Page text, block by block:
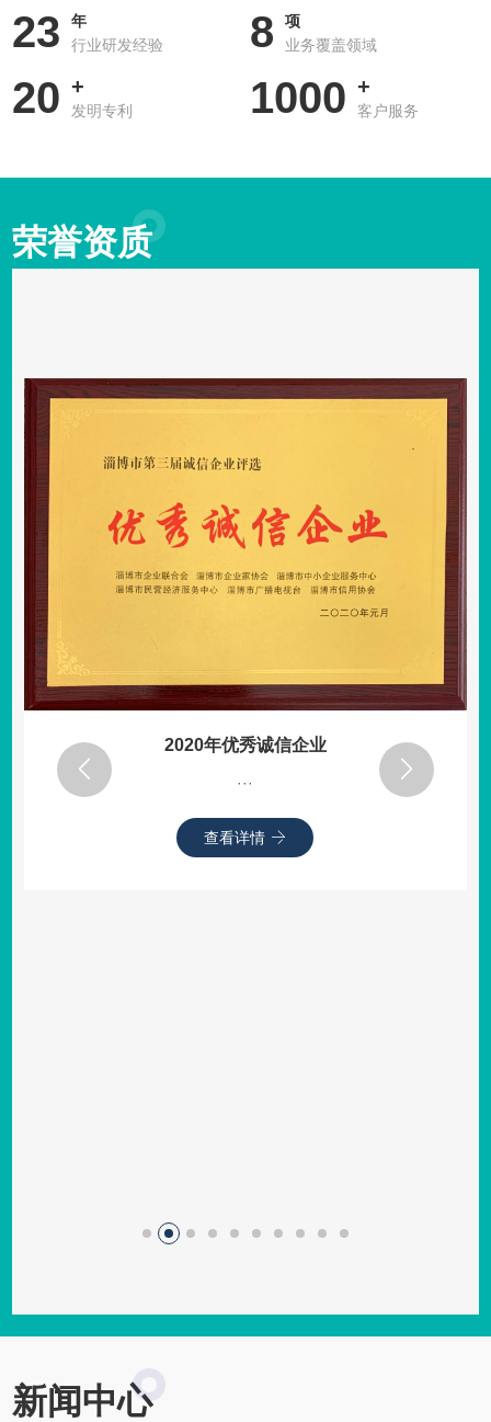
能助剂、全密度用预混剂、滚塑用光稳定剂等一系列化工助剂产
品，产品品质优良，主要供往中石化、中石油、中海油、神华集
团、中煤集团等各大石化企业。目前我公司生产的主要复配助剂
产品有预混剂、抗粘连母料、水合硅酸镁、光稳定剂等。公司自
好评。公司现有专业技术人员21余人，技术力量雄厚。公司的主
导产品“水合硅酸镁”曾在第六届中国新技术、新产品博览会上荣
获“金奖”、“银奖”，2007年荣获燕山石化公司“优秀供应商”称号。
以“做大做强”...
23
年
行业研发经验
8
项
业务覆盖领域
20 +
发明专利 1000 +
客户服务
荣誉资质
2020年优秀诚信企业
···
查看详情
新闻中心